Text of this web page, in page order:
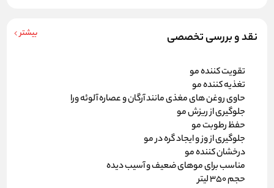
نقد و بررسی تخصصی بیشتر
تقویت کننده مو
تغذیه کننده مو
حاوی روغن های مغذی مانند آرگان و عصاره آلوئه ورا
جلوگیری از ریزش مو
حفظ رطوبت مو
جلوگیری از وز و ایجاد گره در مو
درخشان کننده مو
مناسب برای موهای ضعیف و آسیب دیده
حجم 350 لیتر